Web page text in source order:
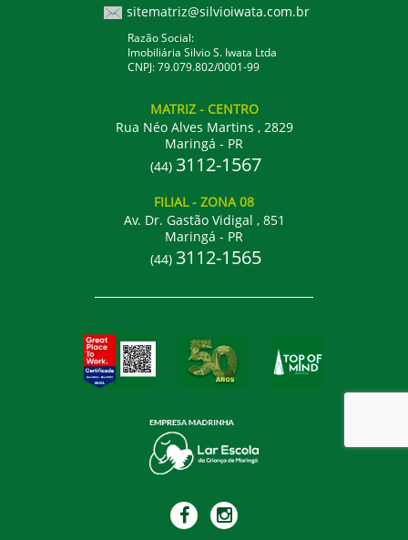
sitematriz@silvioiwata.com.br
Razão Social:
Imobiliária Silvio S. Iwata Ltda
CNPJ: 79.079.802/0001-99
MATRIZ - CENTRO
Rua Néo Alves Martins , 2829
Maringá - PR
(44) 3112-1567
FILIAL- ZONA 08
Av. Dr. Gastão Vidigal , 851
Maringá - PR
(44) 3112-1565